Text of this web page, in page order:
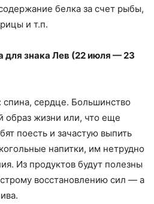
белка за счет рыбы,
и т.п.
для знака Лев (22 июля — 23
сердце. Большинство
образ жизни или, что еще
поесть и зачастую выпить
напитки, им нетрудно
Из продуктов будут полезны
восстановлению сил — а